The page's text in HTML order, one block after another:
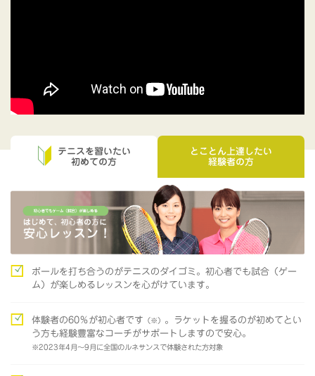
テニスを習いたい
初めての方
とことん上達したい
経験者の方
ボールを打ち合うのがテニスのダイゴミ。初心者でも試合（ゲー
ム）が楽しめるレッスンを心がけています。
体験者の60％が初心者です （※） 。ラケットを握るのが初めてとい
う方も経験豊富なコーチがサポートしますので安心。
※2023年4月～9月に全国のルネサンスで体験された方対象